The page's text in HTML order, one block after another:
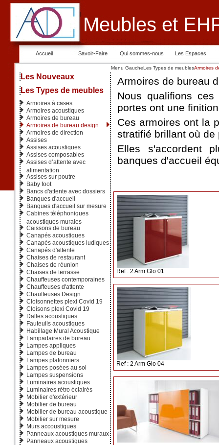
Meubles et
Accueil Savoir-Faire Qui sommes-nous Les Espaces
Les Nouveaux
Les Types de meubles
Armoires à cases
Armoires acoustiques
Armoires de bureau
Armoires de bureau design
Armoires de direction
Assises
Assises acoustiques
Assises composables
Assises d’attente avec
alimentation
Assises sur poutre
Baby foot
Bancs d'attente avec dossiers
Banques d'accueil
Banques d'accueil sur mesure
Cabines téléphoniques
acoustiques murales
Caissons de bureau
Canapés acoustiques
Canapés acoustiques ludiques
Canapés d'attente
Chaises de restaurant
Chaises de réunion
Chaises de terrasse
Chauffeuses contemporaines
Chauffeuses d'attente
Chauffeuses Design
Cloisonnettes plexi Covid 19
Cloisons plexi Covid 19
Dalles acoustiques
Fauteuils acoustiques
Habillage Mural Acoustique
Lampadaires de bureau
Lampes appliques
Lampes de bureau
Lampes plafonniers
Lampes posées au sol
Lampes suspensions
Luminaires acoustiques
Luminaires rétro éclairés
Mobilier d'extérieur
Mobilier de bureau
Mobilier de bureau acoustique
Mobilier sur mesure
Murs accoustiques
Panneaux acoustiques muraux
Panneaux acoustiques
Menu GaucheLes Types de meublesArmoires
Armoires de bureau
Nous qualifions
portes ont une
Ces armoires ont la
stratifié brillant où
Elles s'accordent
banques d'accueil
Ref : 2 Arm Glo 01
Ref : 2 Arm Glo 04